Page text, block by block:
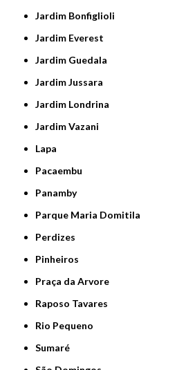
Jardim Bonfiglioli
Jardim Everest
Jardim Guedala
Jardim Jussara
Jardim Londrina
Jardim Vazani
Lapa
Pacaembu
Panamby
Parque Maria Domitila
Perdizes
Pinheiros
Praça da Arvore
Raposo Tavares
Rio Pequeno
Sumaré